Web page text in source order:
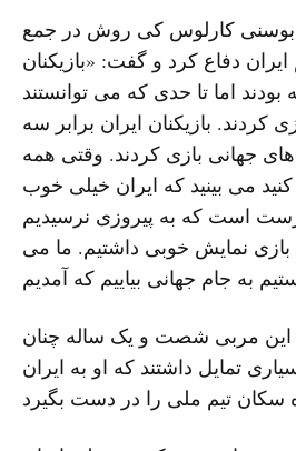
بوسنی کارلوس کی روش در جمع
ایران دفاع کرد و گفت: «بازیکنان
اما تا حدی که می توانستند
کردند. بازیکنان ایران برابر سه
های جهانی بازی کردند. وقتی همه
می بینید که ایران خیلی خوب
است که به پیروزی نرسیدیم
نمایش خوبی داشتیم. ما می
این مربی شصت و یک ساله چنان
تمایل داشتند که او به ایران